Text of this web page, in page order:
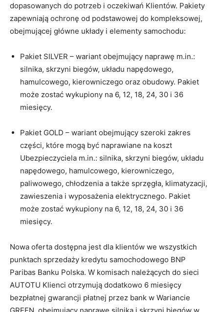
dopasowanych do potrzeb i oczekiwań Klientów. Pakiety
zapewniają ochronę od podstawowej do kompleksowej,
obejmującej główne układy i elementy samochodu:
Pakiet SILVER – wariant obejmujący naprawę m.in.:
silnika, skrzyni biegów, układu napędowego,
hamulcowego, kierowniczego oraz obudowy. Pakiet
może zostać wykupiony na 6, 12, 18, 24, 30 i 36
miesięcy.
Pakiet GOLD – wariant obejmujący szeroki zakres
części, które mogą być naprawiane na koszt
Ubezpieczyciela m.in.: silnika, skrzyni biegów, układu
napędowego, hamulcowego, kierowniczego,
paliwowego, chłodzenia a także sprzęgła, klimatyzacji,
zawieszenia i wyposażenia elektrycznego. Pakiet
może zostać wykupiony na 6, 12, 18, 24, 30 i 36
miesięcy.
Nowa oferta dostępna jest dla klientów we wszystkich
punktach sprzedaży kredytu samochodowego BNP
Paribas Banku Polska. W komisach należących do sieci
AUTOTU Klienci otrzymują dodatkowo 6 miesięcy
bezpłatnej gwarancji płatnej przez bank w Wariancie